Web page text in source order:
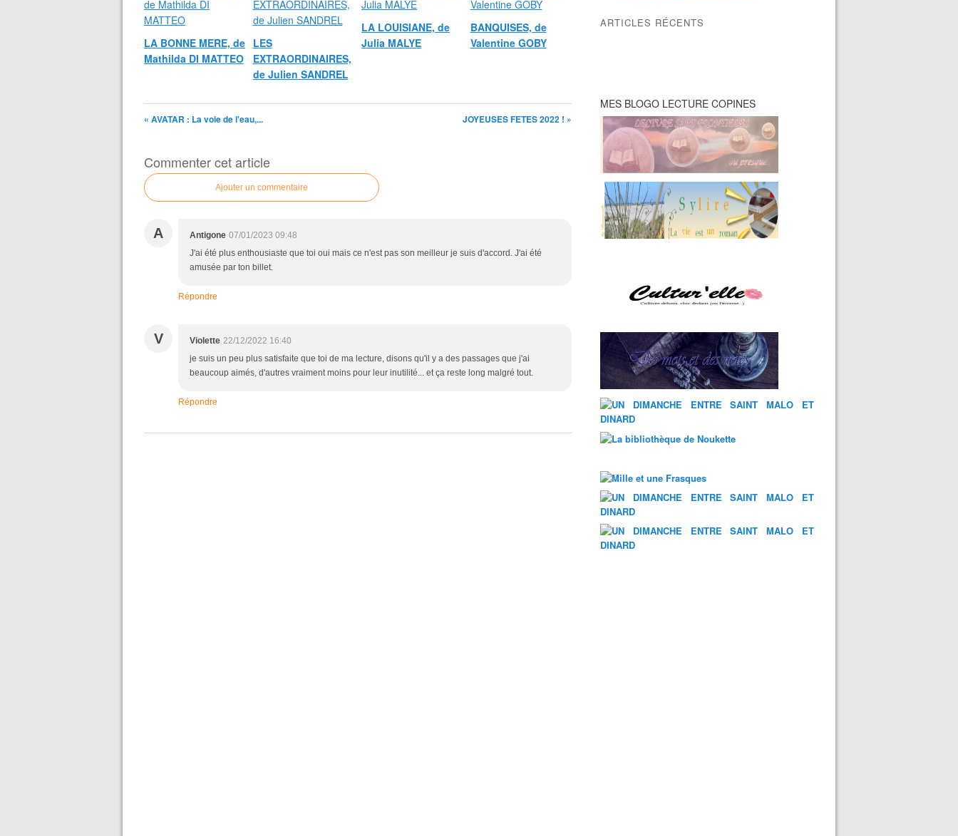
LA BONNE MERE, de
Mathilda DI MATTEO
LES
EXTRAORDINAIRES,
de Julien SANDREL
LA LOUISIANE, de
Julia MALYE
BANQUISES, de
Valentine GOBY
« AVATAR : La voie de l'eau,... JOYEUSES FETES 2022 ! »
Commenter cet article
Ajouter un commentaire
A Antigone 07/01/2023 09:48
J'ai été plus enthousiaste que toi oui mais ce n'est pas son meilleur je suis d'accord. J'ai été
amusée par ton billet.
Répondre
V Violette 22/12/2022 16:40
je suis un peu plus satisfaite que toi de ma lecture, disons qu'il y a des passages que j'ai
beaucoup aimés, d'autres vraiment moins pour leur inutilité... et ça reste long malgré tout.
Répondre
ARTICLES RÉCENTS
MES BLOGO LECTURE COPINES